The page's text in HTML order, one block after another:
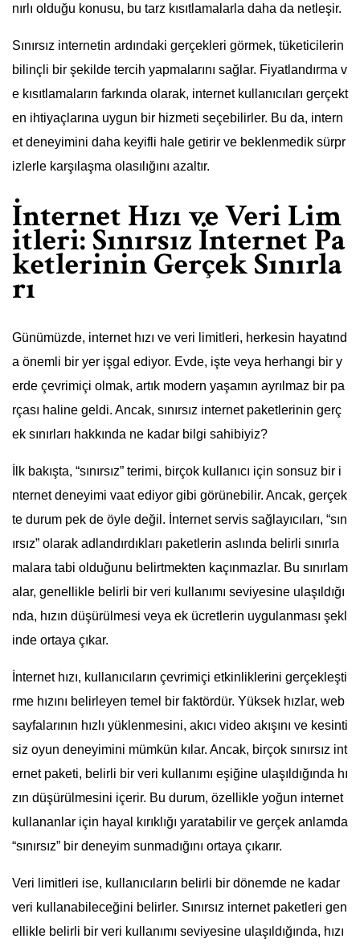
nırlı olduğu konusu, bu tarz kısıtlamalarla daha da netleşir.
Sınırsız internetin ardındaki gerçekleri görmek, tüketicilerin
bilinçli bir şekilde tercih yapmalarını sağlar. Fiyatlandırma v
e kısıtlamaların farkında olarak, internet kullanıcıları gerçekt
en ihtiyaçlarına uygun bir hizmeti seçebilirler. Bu da, intern
et deneyimini daha keyifli hale getirir ve beklenmedik sürpr
izlerle karşılaşma olasılığını azaltır.
İnternet Hızı ve Veri Lim
itleri: Sınırsız İnternet Pa
ketlerinin Gerçek Sınırla
rı
Günümüzde, internet hızı ve veri limitleri, herkesin hayatınd
a önemli bir yer işgal ediyor. Evde, işte veya herhangi bir y
erde çevrimiçi olmak, artık modern yaşamın ayrılmaz bir pa
rçası haline geldi. Ancak, sınırsız internet paketlerinin gerç
ek sınırları hakkında ne kadar bilgi sahibiyiz?
İlk bakışta, “sınırsız” terimi, birçok kullanıcı için sonsuz bir i
nternet deneyimi vaat ediyor gibi görünebilir. Ancak, gerçek
te durum pek de öyle değil. İnternet servis sağlayıcıları, “sın
ırsız” olarak adlandırdıkları paketlerin aslında belirli sınırla
malara tabi olduğunu belirtmekten kaçınmazlar. Bu sınırlam
alar, genellikle belirli bir veri kullanımı seviyesine ulaşıldığı
nda, hızın düşürülmesi veya ek ücretlerin uygulanması şekl
inde ortaya çıkar.
İnternet hızı, kullanıcıların çevrimiçi etkinliklerini gerçekleşti
rme hızını belirleyen temel bir faktördür. Yüksek hızlar, web
sayfalarının hızlı yüklenmesini, akıcı video akışını ve kesinti
siz oyun deneyimini mümkün kılar. Ancak, birçok sınırsız int
ernet paketi, belirli bir veri kullanımı eşiğine ulaşıldığında hı
zın düşürülmesini içerir. Bu durum, özellikle yoğun internet
kullananlar için hayal kırıklığı yaratabilir ve gerçek anlamda
“sınırsız” bir deneyim sunmadığını ortaya çıkarır.
Veri limitleri ise, kullanıcıların belirli bir dönemde ne kadar
veri kullanabileceğini belirler. Sınırsız internet paketleri gen
ellikle belirli bir veri kullanımı seviyesine ulaşıldığında, hızı